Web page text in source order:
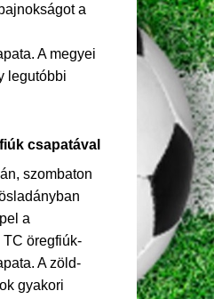
a
A megyei
legutóbbi
csapatával
szombaton
a
TC öregfiúk-
A zöld-
gyakori